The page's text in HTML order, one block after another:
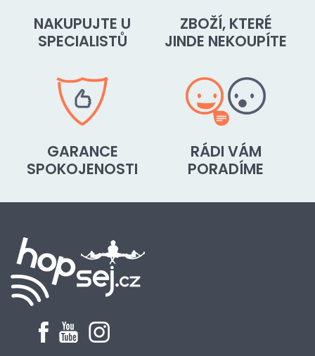
NAKUPUJTE U
SPECIALISTŮ
ZBOŽÍ, KTERÉ
JINDE NEKOUPÍTE
GARANCE
SPOKOJENOSTI
RÁDI VÁM
PORADÍME